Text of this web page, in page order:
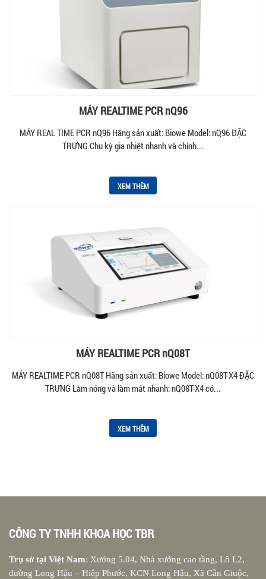
MÁY REALTIME PCR nQ96
MÁY REAL TIME PCR nQ96 Hãng sản xuất: Biowe Model: nQ96 ĐẶC
TRƯNG Chu kỳ gia nhiệt nhanh và chính...
XEM THÊM
MÁY REALTIME PCR nQ08T
MÁY REALTIME PCR nQ08T Hãng sản xuất: Biowe Model: nQ08T-X4 ĐẶC
TRƯNG Làm nóng và làm mát nhanh: nQ08T-X4 có...
XEM THÊM
CÔNG TY TNHH KHOA HỌC TBR
Trụ sở tại Việt Nam: Xưởng 5.04, Nhà xưởng cao tầng, Lô L2,
đường Long Hậu – Hiệp Phước, KCN Long Hậu, Xã Cần Giuộc,